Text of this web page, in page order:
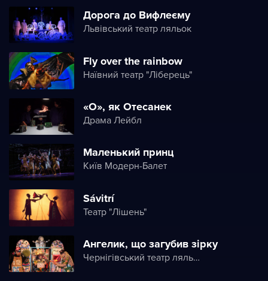
Дорога до Вифлеєму
Львівський театр ляльок
Fly over the rainbow
Наївний театр "Ліберець"
«О», як Oтесанек
Драма Лейбл
Маленький принц
Київ Модерн-Балет
Sávitrí
Театр "Лішень"
Ангелик, що загубив зірку
Чернігівський театр ляльок імені О. Довженка